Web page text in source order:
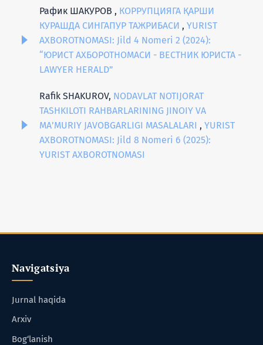
Рафик ШАКУРОВ , КОРРУПЦИЯГА ҚАРШИ
КУРАШДА СИНГАПУР ТАЖРИБАСИ , YURIST
AXBOROTNOMASI: Jild 4 Nomeri 2 (2024):
“ЮРИСТ АХБОРОТНОМАСИ - ВЕСТНИК ЮРИСТА -
LAWYER HERALD”
Rafik SHAKUROV, NODAVLAT NOTIJORAT
TASHKILOTI RAHBARLARINING JINOIY VA
MA’MURIY JAVOBGARLIGI MASALALARI , YURIST
AXBOROTNOMASI: Jild 8 Nomeri 6 (2025):
YURIST AXBOROTNOMASI
Navigatsiya
Jurnal haqida
Arxiv
Bog‘lanish